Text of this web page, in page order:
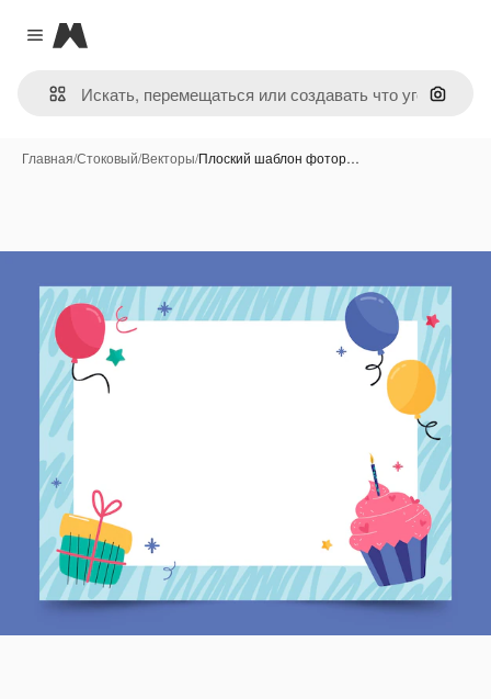
Close menu
Magnific
Поиск
Главная/Стоковый/Векторы/Плоский шаблон фотор…